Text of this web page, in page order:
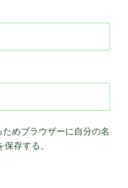
めブラウザーに自分の名
存する。